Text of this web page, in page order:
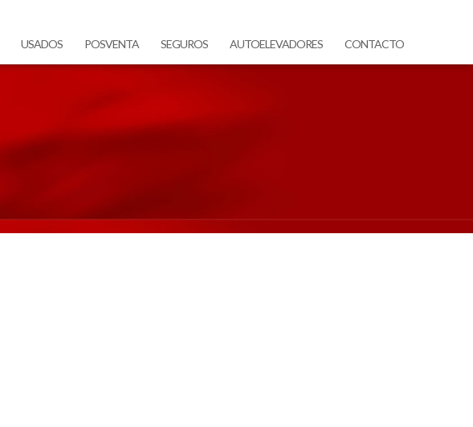
USADOS POSVENTA SEGUROS AUTOELEVADORES CONTACTO